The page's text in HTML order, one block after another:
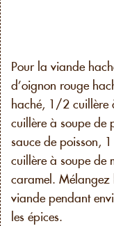
Pour la viande
d’oignon rouge
haché, 1/2 cuillère
cuillère à soupe de
sauce de poisson,
cuillère à soupe de
caramel.
viande pendant
les épices.